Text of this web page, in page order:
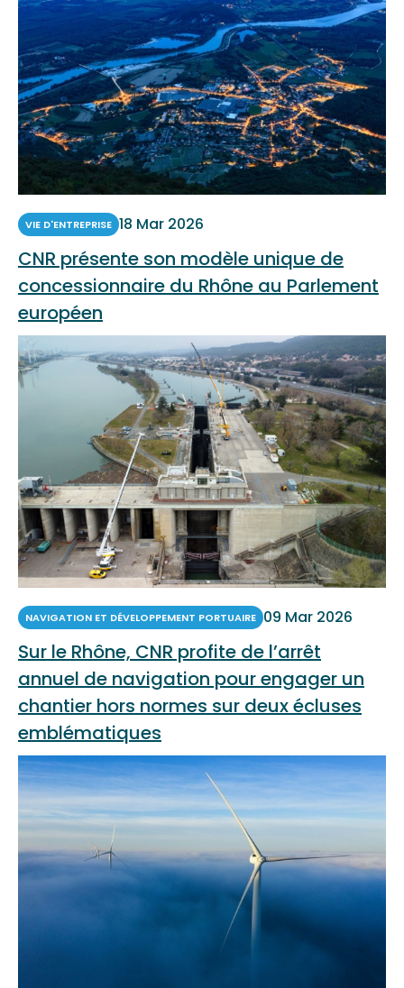
VIE D'ENTREPRISE 18 Mar 2026
CNR présente son modèle unique de
concessionnaire du Rhône au Parlement
européen
NAVIGATION ET DÉVELOPPEMENT PORTUAIRE 09 Mar 2026
Sur le Rhône, CNR profite de l’arrêt
annuel de navigation pour engager un
chantier hors normes sur deux écluses
emblématiques